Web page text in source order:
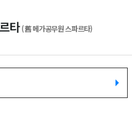
(舊 메가공무원 스파르타)